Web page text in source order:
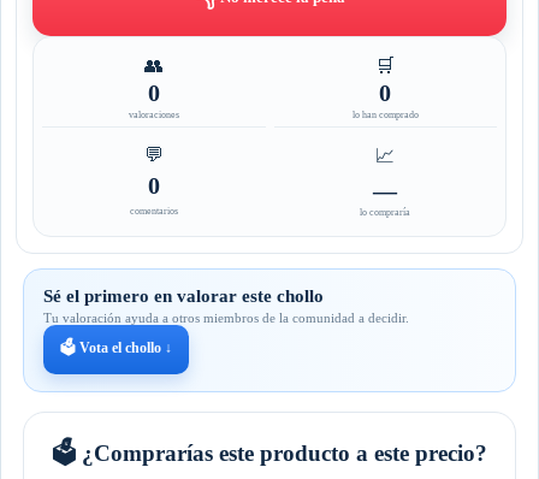
👥
0
valoraciones
🛒
0
lo han comprado
💬
0
comentarios
📈
—
lo compraría
Sé el primero en valorar este chollo
Tu valoración ayuda a otros miembros de la comunidad a decidir.
🗳️ Vota el chollo ↓
🗳️ ¿Comprarías este producto a este precio?